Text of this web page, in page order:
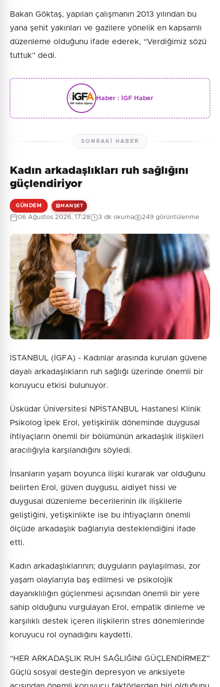
Bakan Göktaş, yapılan çalışmanın 2013 yılından bu
yana şehit yakınları ve gazilere yönelik en kapsamlı
düzenleme olduğunu ifade ederek, “Verdiğimiz sözü
tuttuk” dedi.
Haber : İGF Haber
SONRAKI HABER
Kadın arkadaşlıkları ruh sağlığını
güçlendiriyor
GÜNDEM MANŞET
06 Ağustos 2026, 17:28 3 dk okuma 249 görüntülenme
İSTANBUL (İGFA) - Kadınlar arasında kurulan güvene
dayalı arkadaşlıkların ruh sağlığı üzerinde önemli bir
koruyucu etkisi bulunuyor.
Üsküdar Üniversitesi NPİSTANBUL Hastanesi Klinik
Psikolog İpek Erol, yetişkinlik döneminde duygusal
ihtiyaçların önemli bir bölümünün arkadaşlık ilişkileri
aracılığıyla karşılandığını söyledi.
İnsanların yaşam boyunca ilişki kurarak var olduğunu
belirten Erol, güven duygusu, aidiyet hissi ve
duygusal düzenleme becerilerinin ilk ilişkilerle
geliştiğini, yetişkinlikte ise bu ihtiyaçların önemli
ölçüde arkadaşlık bağlarıyla desteklendiğini ifade
etti.
Kadın arkadaşlıklarının; duyguların paylaşılması, zor
yaşam olaylarıyla baş edilmesi ve psikolojik
dayanıklılığın güçlenmesi açısından önemli bir yere
sahip olduğunu vurgulayan Erol, empatik dinleme ve
karşılıklı destek içeren ilişkilerin stres dönemlerinde
koruyucu rol oynadığını kaydetti.
“HER ARKADAŞLIK RUH SAĞLIĞINI GÜÇLENDİRMEZ”
Güçlü sosyal desteğin depresyon ve anksiyete